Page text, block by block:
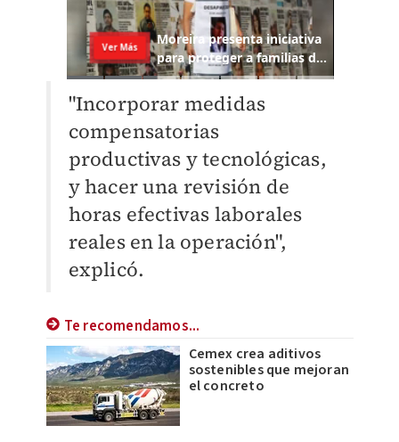
"Incorporar medidas
compensatorias
productivas y tecnológicas,
y hacer una revisión de
horas efectivas laborales
reales en la operación",
explicó.
Te recomendamos...
Cemex crea aditivos
sostenibles que mejoran
el concreto